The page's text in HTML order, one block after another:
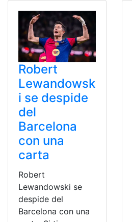
Robert
Lewandowsk
i se despide
del
Barcelona
con una
carta
Robert
Lewandowski se
despide del
Barcelona con una